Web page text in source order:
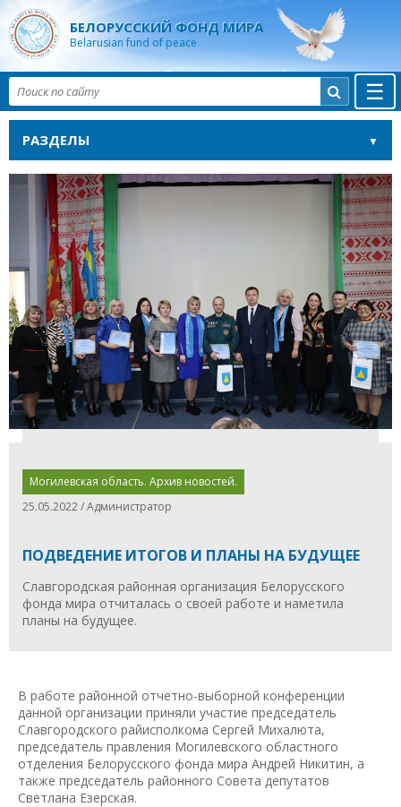
БЕЛОРУССКИЙ ФОНД МИРА
Belarusian fund of peace
☰

РАЗДЕЛЫ
Могилевская область. Архив новостей.
25.05.2022 / Администратор
ПОДВЕДЕНИЕ ИТОГОВ И ПЛАНЫ НА БУДУЩЕЕ
Славгородская районная организация Белорусского
фонда мира отчиталась о своей работе и наметила
планы на будущее.
В работе районной отчетно-выборной конференции
данной организации приняли участие председатель
Славгородского райисполкома Сергей Михалюта,
председатель правления Могилевского областного
отделения Белорусского фонда мира Андрей Никитин, а
также председатель районного Совета депутатов
Светлана Езерская.